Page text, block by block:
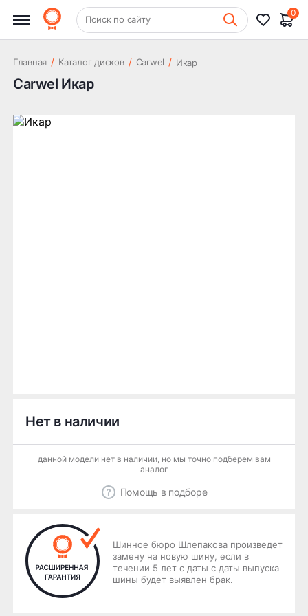
+7 (831) 261-35-35 Шиномонтаж
Поиск по сайту
0
Главная / Каталог дисков / Carwel / Икар
Carwel Икар
Нет в наличии
данной модели нет в наличии, но мы точно подберем вам
аналог
Помощь в подборе
Шинное бюро Шлепакова произведет
замену на новую шину, если в
течении 5 лет с даты с даты выпуска
шины будет выявлен брак.